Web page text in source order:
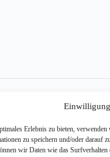
Erlebnis zu bieten,
zu speichern und/oder darauf
wir Daten wie das